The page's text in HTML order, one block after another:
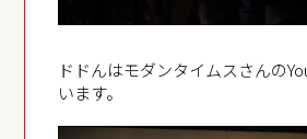
ドドんはモダンタイムスさんの
います。